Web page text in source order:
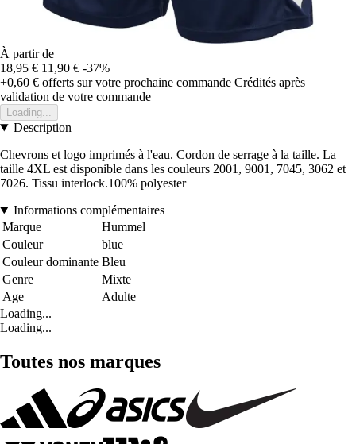
À partir de
18,95 € 11,90 € -37%
+0,60 € offerts sur votre prochaine commande Crédités après
validation de votre commande
Loading...
Description
Chevrons et logo imprimés à l'eau. Cordon de serrage à la taille. La
taille 4XL est disponible dans les couleurs 2001, 9001, 7045, 3062 et
7026. Tissu interlock.100% polyester
Informations complémentaires
Marque
Hummel
Couleur
blue
Couleur dominante Bleu
Genre
Mixte
Age
Adulte
Loading...
Loading...
Toutes nos marques